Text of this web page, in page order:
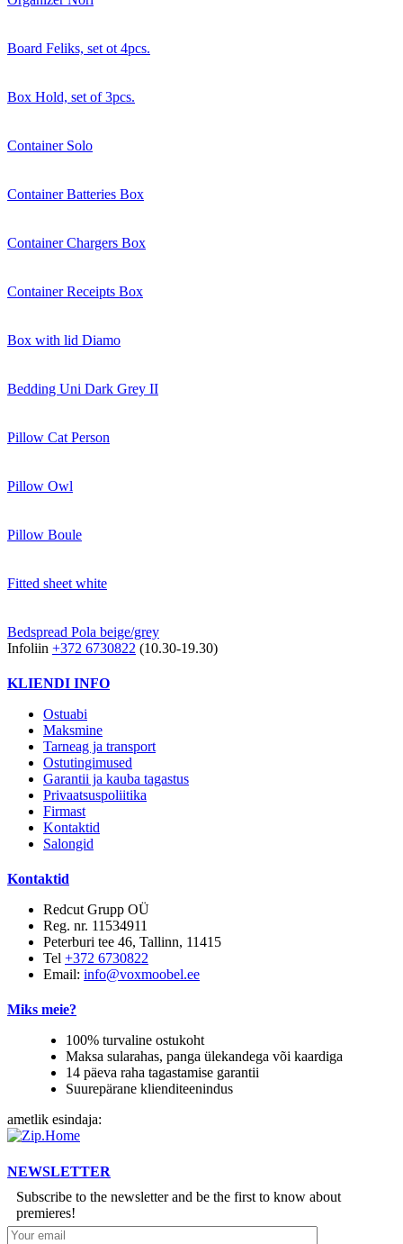
Board Feliks, set ot 4pcs.
Box Hold, set of 3pcs.
Container Solo
Container Batteries Box
Container Chargers Box
Container Receipts Box
Box with lid Diamo
Bedding Uni Dark Grey II
Pillow Cat Person
Pillow Owl
Pillow Boule
Fitted sheet white
Bedspread Pola beige/grey
Infoliin +372 6730822 (10.30-19.30)
KLIENDI INFO
Ostuabi
Maksmine
Tarneag ja transport
Ostutingimused
Garantii ja kauba tagastus
Privaatsuspoliitika
Firmast
Kontaktid
Salongid
Kontaktid
Redcut Grupp OÜ
Reg. nr. 11534911
Peterburi tee 46, Tallinn, 11415
Tel +372 6730822
Email: info@voxmoobel.ee
Miks meie?
100% turvaline ostukoht
Maksa sularahas, panga ülekandega või kaardiga
14 päeva raha tagastamise garantii
Suurepärane klienditeenindus
ametlik esindaja:
NEWSLETTER
Subscribe to the newsletter and be the first to know about
premieres!